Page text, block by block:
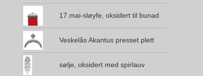
17.mai-sløyfe, oksidert til bunad
Veskelås Akantus presset plett
sølje, oksidert med spirlauv